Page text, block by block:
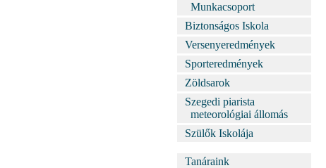
Munkacsoport
Biztonságos Iskola
Versenyeredmények
Sporteredmények
Zöldsarok
Szegedi piarista
meteorológiai állomás
Szülők Iskolája
Tanáraink